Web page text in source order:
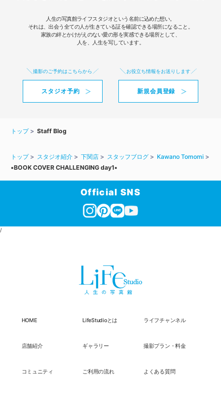
人生の写真館ライフスタジオという名前に込めた想い。
それは、出会う全ての人が生きている証を確認できる場所になること。
家族の絆とかけがえのない愛の形を実感できる場所として、
人を、人生を写しています。
撮影のご予約はこちらから
スタジオ予約
お役立ち情報をお送りします
新規会員登録
トップ Staff Blog
トップ スタジオ紹介 下関店 スタッフブログ
Kawano Tomomi
▪BOOK COVER CHALLENGING day1▪
Official SNS
/
HOME LifeStudioとは ライフチャンネル
店舗紹介 ギャラリー 撮影プラン・料金
コミュニティ ご利用の流れ よくある質問